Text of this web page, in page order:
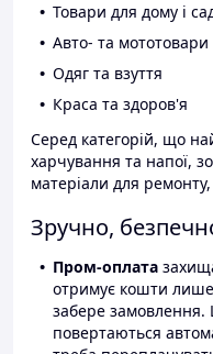
Товари для дому і
Авто- та мототовари
Одяг та взуття
Краса та здоров'я
Серед категорій, що
харчування та напої,
матеріали для
Зручно,
Пром-оплата
отримує кошти лише
забере
повертаються